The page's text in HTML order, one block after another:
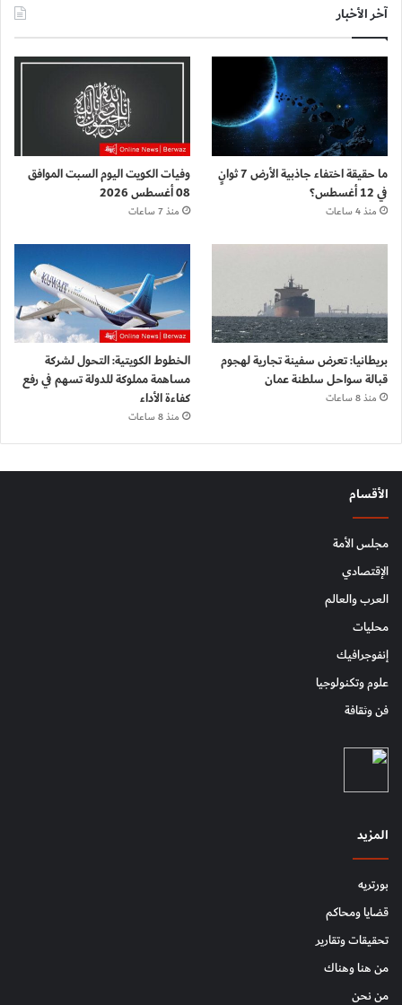
آخر الأخبار
ما حقيقة اختفاء جاذبية الأرض 7 ثوانٍ
في 12 أغسطس؟
منذ 4 ساعات
وفيات الكويت اليوم السبت الموافق
08 أغسطس 2026
منذ 7 ساعات
بريطانيا: تعرض سفينة تجارية لهجوم
قبالة سواحل سلطنة عمان
منذ 8 ساعات
الخطوط الكويتية: التحول لشركة
مساهمة مملوكة للدولة تسهم في رفع
كفاءة الأداء
منذ 8 ساعات
الأقسام
مجلس الأمة
الإقتصادي
العرب والعالم
محليات
إنفوجرافيك
علوم وتكنولوجيا
فن وثقافة
المزيد
بورتريه
قضايا ومحاكم
تحقيقات وتقارير
من هنا وهناك
من نحن